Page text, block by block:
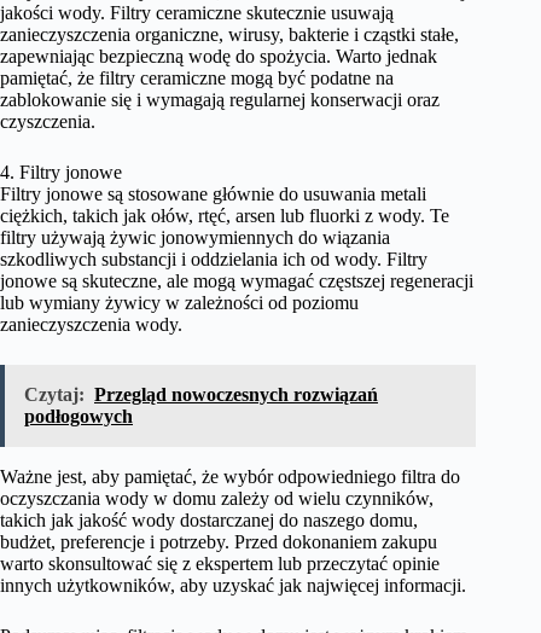
jakości wody. Filtry ceramiczne skutecznie usuwają
zanieczyszczenia organiczne, wirusy, bakterie i cząstki stałe,
zapewniając bezpieczną wodę do spożycia. Warto jednak
pamiętać, że filtry ceramiczne mogą być podatne na
zablokowanie się i wymagają regularnej konserwacji oraz
czyszczenia.
4. Filtry jonowe
Filtry jonowe są stosowane głównie do usuwania metali
ciężkich, takich jak ołów, rtęć, arsen lub fluorki z wody. Te
filtry używają żywic jonowymiennych do wiązania
szkodliwych substancji i oddzielania ich od wody. Filtry
jonowe są skuteczne, ale mogą wymagać częstszej regeneracji
lub wymiany żywicy w zależności od poziomu
zanieczyszczenia wody.
Czytaj: Przegląd nowoczesnych rozwiązań
podłogowych
Ważne jest, aby pamiętać, że wybór odpowiedniego filtra do
oczyszczania wody w domu zależy od wielu czynników,
takich jak jakość wody dostarczanej do naszego domu,
budżet, preferencje i potrzeby. Przed dokonaniem zakupu
warto skonsultować się z ekspertem lub przeczytać opinie
innych użytkowników, aby uzyskać jak najwięcej informacji.